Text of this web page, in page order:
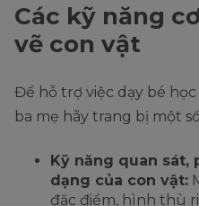
Các kỹ năng
vẽ con vật
Để hỗ trợ việc dạy bé
ba mẹ hãy trang bị một
Kỹ năng quan sát,
dạng của con vật:
đặc điểm, hình thù